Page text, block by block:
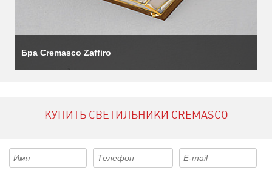
Бра Cremasco Zaffiro
КУПИТЬ СВЕТИЛЬНИКИ CREMASCO